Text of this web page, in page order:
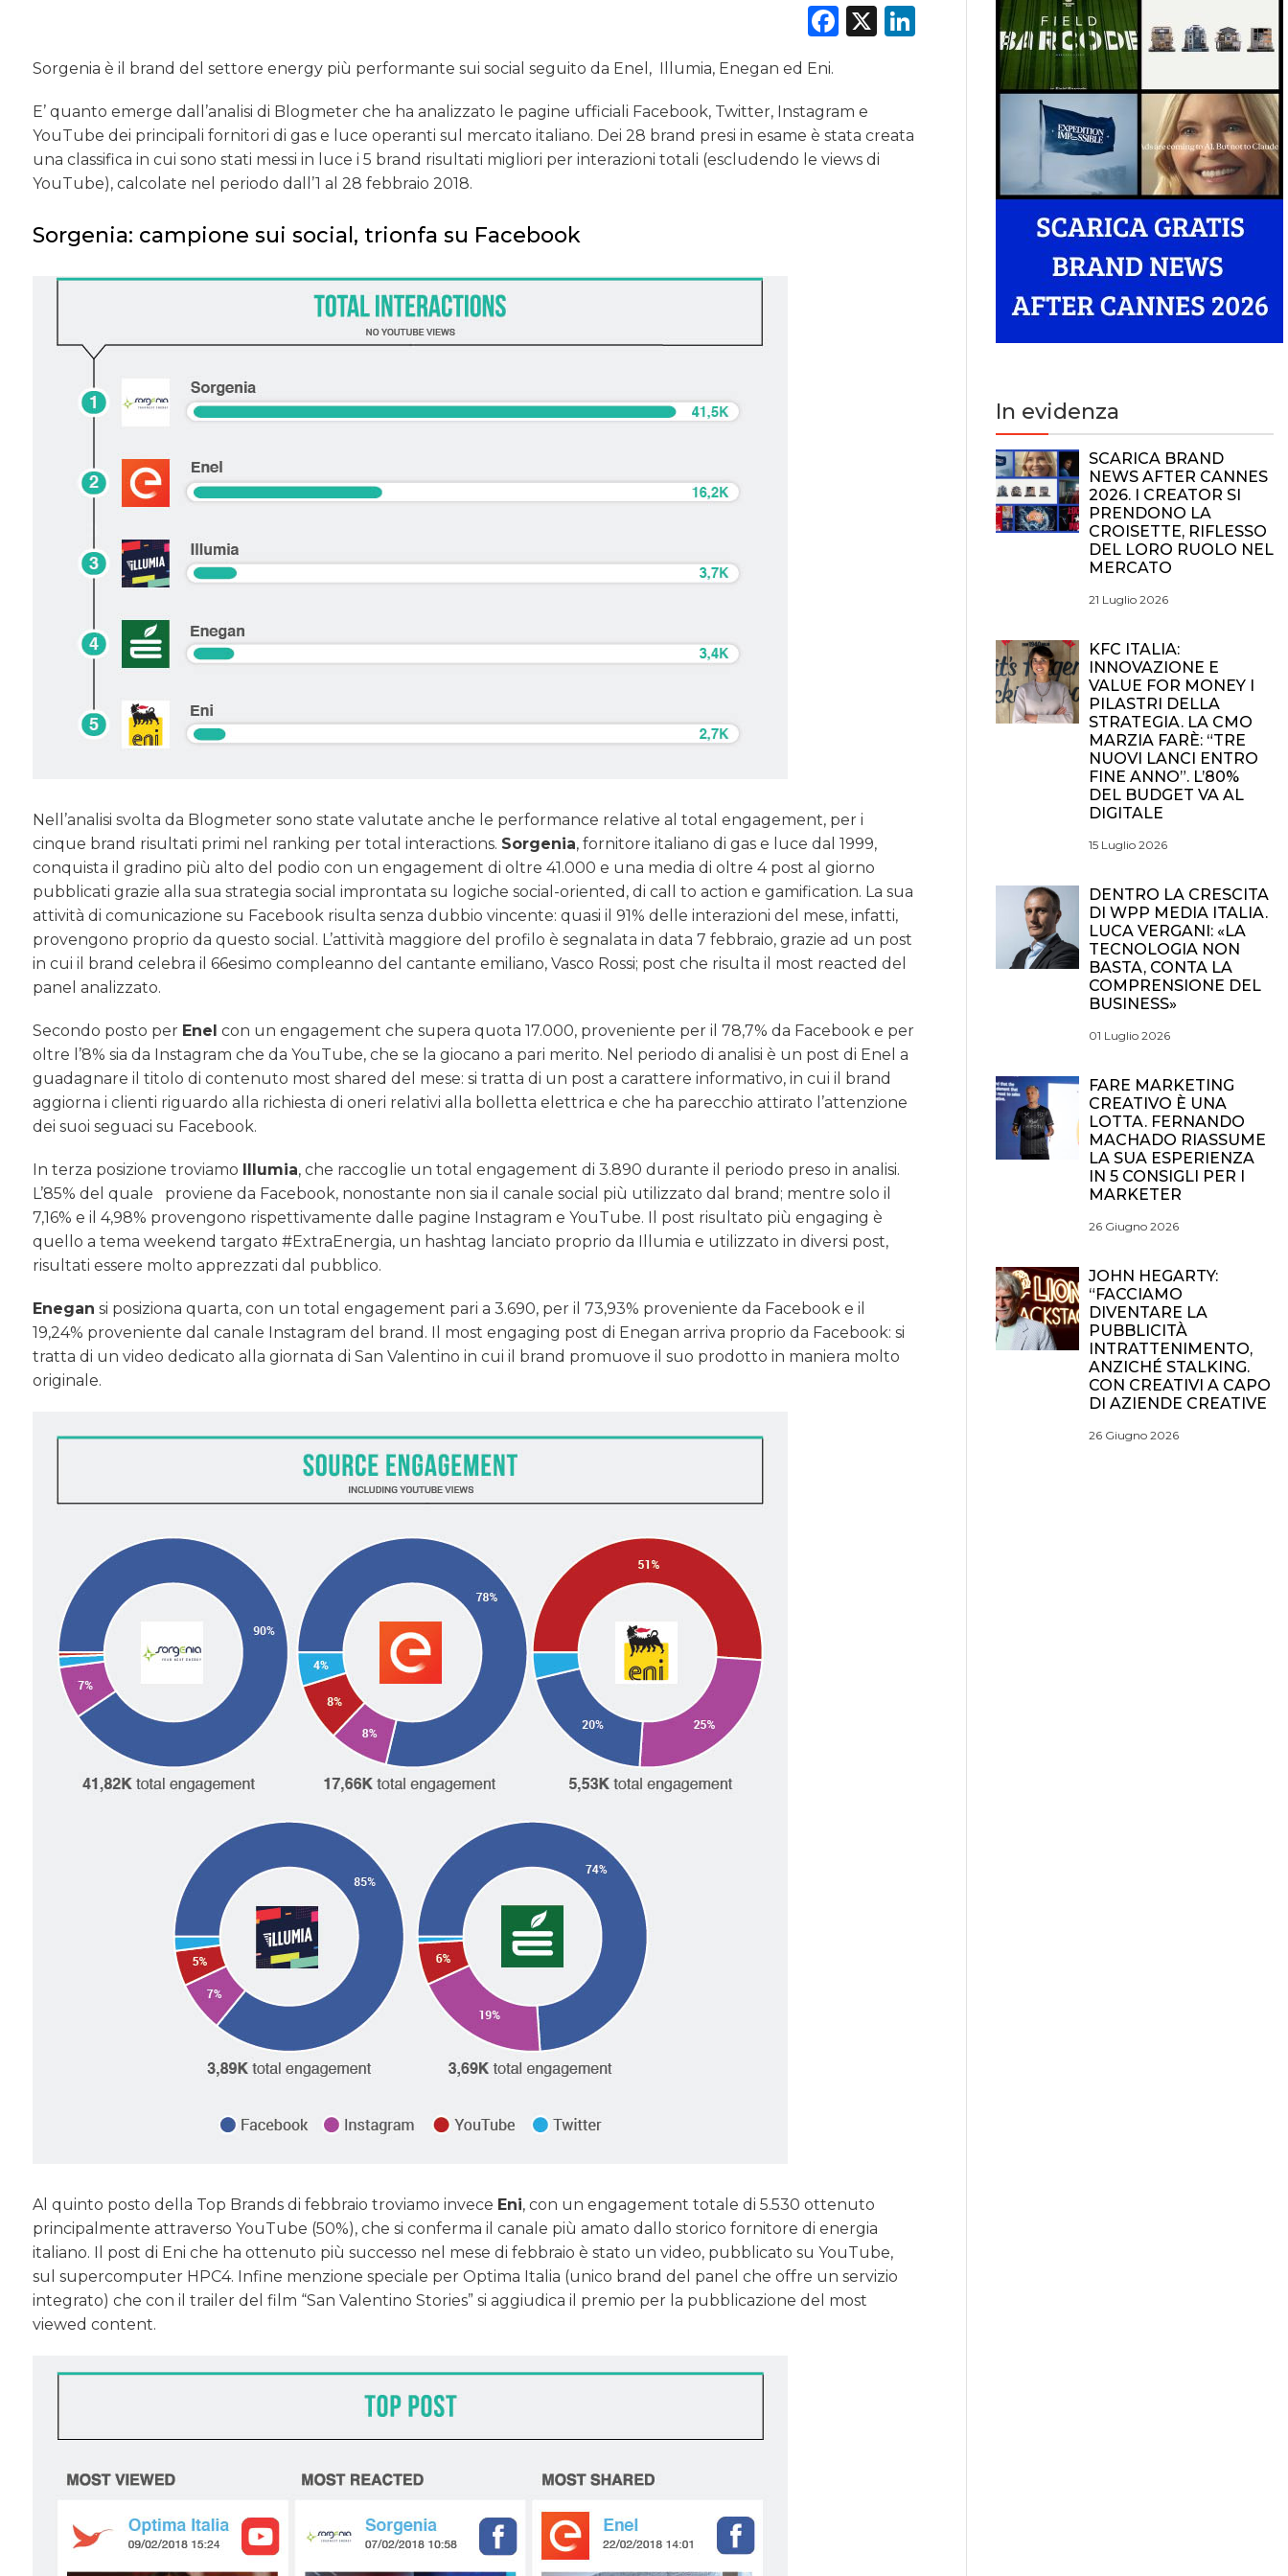
Facebook
X LinkedIn
Sorgenia è il brand del settore energy più performante sui social seguito da Enel, Illumia, Enegan ed Eni.
E’ quanto emerge dall’analisi di Blogmeter che ha analizzato le pagine ufficiali Facebook, Twitter, Instagram e
YouTube dei principali fornitori di gas e luce operanti sul mercato italiano. Dei 28 brand presi in esame è stata creata
una classifica in cui sono stati messi in luce i 5 brand risultati migliori per interazioni totali (escludendo le views di
YouTube), calcolate nel periodo dall’1 al 28 febbraio 2018.
Sorgenia: campione sui social, trionfa su Facebook
Nell’analisi svolta da Blogmeter sono state valutate anche le performance relative al total engagement, per i
cinque brand risultati primi nel ranking per total interactions. Sorgenia, fornitore italiano di gas e luce dal 1999,
conquista il gradino più alto del podio con un engagement di oltre 41.000 e una media di oltre 4 post al giorno
pubblicati grazie alla sua strategia social improntata su logiche social-oriented, di call to action e gamification. La sua
attività di comunicazione su Facebook risulta senza dubbio vincente: quasi il 91% delle interazioni del mese, infatti,
provengono proprio da questo social. L’attività maggiore del profilo è segnalata in data 7 febbraio, grazie ad un post
in cui il brand celebra il 66esimo compleanno del cantante emiliano, Vasco Rossi; post che risulta il most reacted del
panel analizzato.
Secondo posto per Enel con un engagement che supera quota 17.000, proveniente per il 78,7% da Facebook e per
oltre l’8% sia da Instagram che da YouTube, che se la giocano a pari merito. Nel periodo di analisi è un post di Enel a
guadagnare il titolo di contenuto most shared del mese: si tratta di un post a carattere informativo, in cui il brand
aggiorna i clienti riguardo alla richiesta di oneri relativi alla bolletta elettrica e che ha parecchio attirato l’attenzione
dei suoi seguaci su Facebook.
In terza posizione troviamo Illumia, che raccoglie un total engagement di 3.890 durante il periodo preso in analisi.
L’85% del quale proviene da Facebook, nonostante non sia il canale social più utilizzato dal brand; mentre solo il
7,16% e il 4,98% provengono rispettivamente dalle pagine Instagram e YouTube. Il post risultato più engaging è
quello a tema weekend targato #ExtraEnergia, un hashtag lanciato proprio da Illumia e utilizzato in diversi post,
risultati essere molto apprezzati dal pubblico.
Enegan si posiziona quarta, con un total engagement pari a 3.690, per il 73,93% proveniente da Facebook e il
19,24% proveniente dal canale Instagram del brand. Il most engaging post di Enegan arriva proprio da Facebook: si
tratta di un video dedicato alla giornata di San Valentino in cui il brand promuove il suo prodotto in maniera molto
originale.
Al quinto posto della Top Brands di febbraio troviamo invece Eni, con un engagement totale di 5.530 ottenuto
principalmente attraverso YouTube (50%), che si conferma il canale più amato dallo storico fornitore di energia
italiano. Il post di Eni che ha ottenuto più successo nel mese di febbraio è stato un video, pubblicato su YouTube,
sul supercomputer HPC4. Infine menzione speciale per Optima Italia (unico brand del panel che offre un servizio
integrato) che con il trailer del film “San Valentino Stories” si aggiudica il premio per la pubblicazione del most
viewed content.
In evidenza
SCARICA BRAND
NEWS AFTER CANNES
2026. I CREATOR SI
PRENDONO LA
CROISETTE, RIFLESSO
DEL LORO RUOLO NEL
MERCATO
21 Luglio 2026
KFC ITALIA:
INNOVAZIONE E
VALUE FOR MONEY I
PILASTRI DELLA
STRATEGIA. LA CMO
MARZIA FARÈ: “TRE
NUOVI LANCI ENTRO
FINE ANNO”. L’80%
DEL BUDGET VA AL
DIGITALE
15 Luglio 2026
DENTRO LA CRESCITA
DI WPP MEDIA ITALIA.
LUCA VERGANI: «LA
TECNOLOGIA NON
BASTA, CONTA LA
COMPRENSIONE DEL
BUSINESS»
01 Luglio 2026
FARE MARKETING
CREATIVO È UNA
LOTTA. FERNANDO
MACHADO RIASSUME
LA SUA ESPERIENZA
IN 5 CONSIGLI PER I
MARKETER
26 Giugno 2026
JOHN HEGARTY:
“FACCIAMO
DIVENTARE LA
PUBBLICITÀ
INTRATTENIMENTO,
ANZICHÉ STALKING.
CON CREATIVI A CAPO
DI AZIENDE CREATIVE
26 Giugno 2026